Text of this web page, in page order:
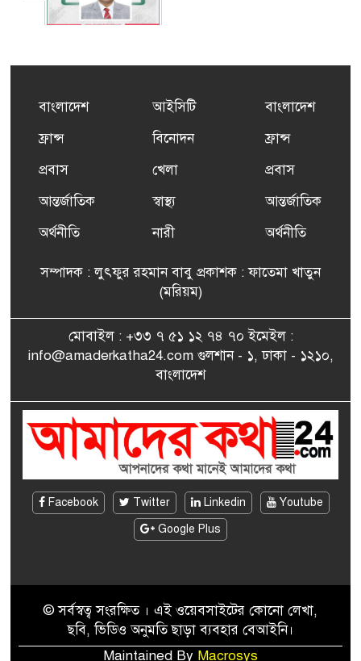
৫
এর সম্পূর্ণ বিনামূল্যের সুশি
ফ্রান্সসহ ইউরোপীয় দেশসমূহে
দাবদাহ: কারণ, প্রভাব ও করণীয়
ফ্রান্সে সংবর্ধিত হলেন যুক্তরাজ্য
বিএনপি’র আহ্বায়ক কমিটির
সাংবাদিকতায় কৃতিত্বের পুরস্কার
এমপি মমতাজ আলোকে
জেলা প্রবাসী এসোসিয়েশন’
বেদে সম্প্রদায় নিয়ে প্যারিসে
তথ্য-চলচ্চিত্র “ভাসমান জীবন”
বাংলাদেশ
ফ্রান্স
প্রবাস
আন্তর্জাতিক
অর্থনীতি
আইসিটি
বিনোদন
খেলা
স্বাস্থ্য
নারী
বাংলাদেশ
ফ্রান্স
প্রবাস
আন্তর্জাতিক
অর্থনীতি
সম্পাদক : লুৎফুর রহমান বাবু প্রকাশক : ফাতেমা খাতুন
(মরিয়ম)
মোবাইল : +৩৩ ৭ ৫১ ১২ ৭৪ ৭০ ইমেইল :
info@amaderkatha24.com গুলশান - ১, ঢাকা - ১২১০,
বাংলাদেশ
Facebook Twitter Linkedin
Youtube
Google Plus
© সর্বস্বত্ব সংরক্ষিত । এই ওয়েবসাইটের কোনো লেখা,
ছবি, ভিডিও অনুমতি ছাড়া ব্যবহার বেআইনি।
Maintained By Macrosys